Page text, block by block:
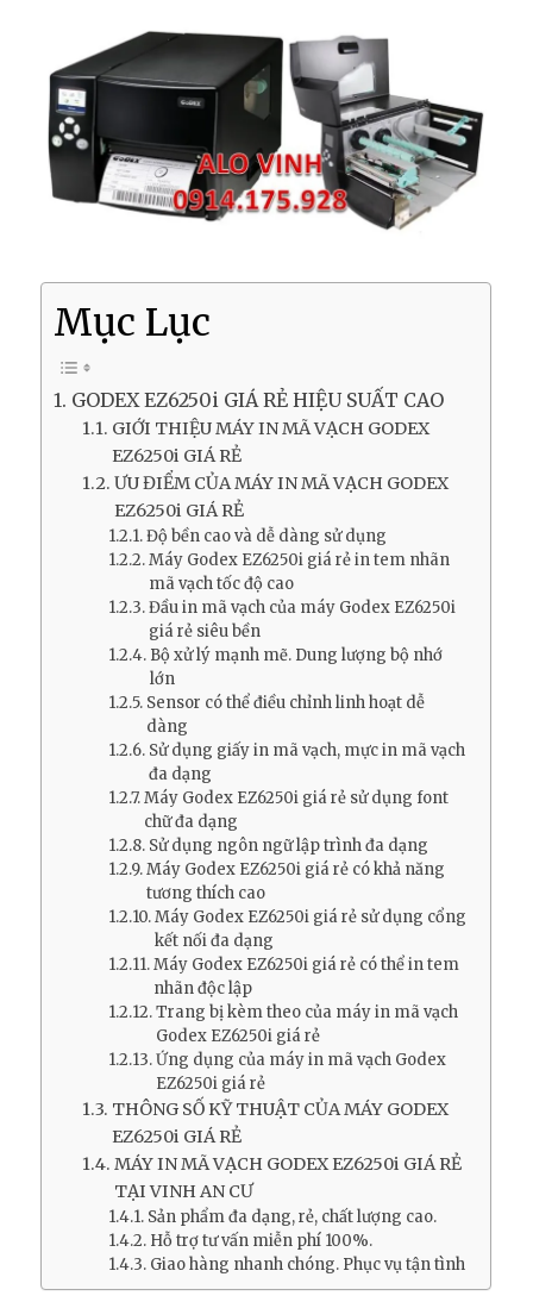
Mục Lục
GODEX EZ6250i GIÁ RẺ HIỆU SUẤT CAO
GIỚI THIỆU MÁY IN MÃ VẠCH GODEX
EZ6250i GIÁ RẺ
ƯU ĐIỂM CỦA MÁY IN MÃ VẠCH GODEX
EZ6250i GIÁ RẺ
Độ bền cao và dễ dàng sử dụng
Máy Godex EZ6250i giá rẻ in tem nhãn
mã vạch tốc độ cao
Đầu in mã vạch của máy Godex EZ6250i
giá rẻ siêu bền
Bộ xử lý mạnh mẽ. Dung lượng bộ nhớ
lớn
Sensor có thể điều chỉnh linh hoạt dễ
dàng
Sử dụng giấy in mã vạch, mực in mã vạch
đa dạng
Máy Godex EZ6250i giá rẻ sử dụng font
chữ đa dạng
Sử dụng ngôn ngữ lập trình đa dạng
Máy Godex EZ6250i giá rẻ có khả năng
tương thích cao
Máy Godex EZ6250i giá rẻ sử dụng cổng
kết nối đa dạng
Máy Godex EZ6250i giá rẻ có thể in tem
nhãn độc lập
Trang bị kèm theo của máy in mã vạch
Godex EZ6250i giá rẻ
Ứng dụng của máy in mã vạch Godex
EZ6250i giá rẻ
THÔNG SỐ KỸ THUẬT CỦA MÁY GODEX
EZ6250i GIÁ RẺ
MÁY IN MÃ VẠCH GODEX EZ6250i GIÁ RẺ
TẠI VINH AN CƯ
Sản phẩm đa dạng, rẻ, chất lượng cao.
Hỗ trợ tư vấn miễn phí 100%.
Giao hàng nhanh chóng. Phục vụ tận tình